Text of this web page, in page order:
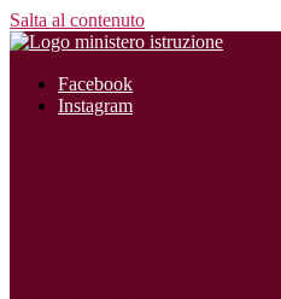
Salta al contenuto
Facebook
Instagram